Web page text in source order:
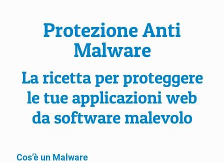
Protezione Anti
Malware
La ricetta per proteggere
le tue applicazioni web
da software malevolo
Cos’è un Malware